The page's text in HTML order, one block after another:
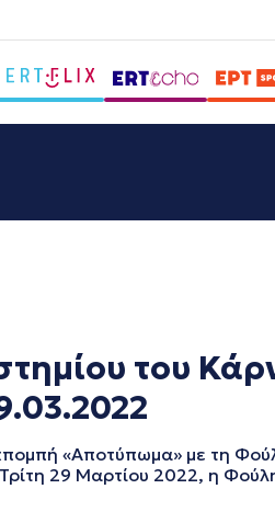
του
«Αποτύπωμα» με τη
29 Μαρτίου 2022, η